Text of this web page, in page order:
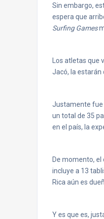
Sin embargo,
espera que
Surfing Games
Los atletas que
Jacó, la estarán
Justamente fue
un total de 35
en el país, la
De momento,
incluye a 13
Rica aún es
Y es que es,